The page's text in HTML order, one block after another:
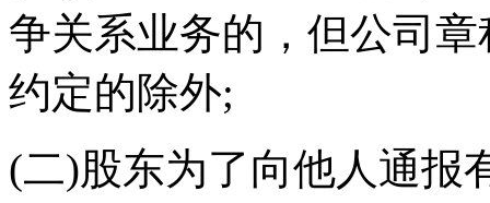
争关系业务的，但公司
约定的除外;
(二)股东为了向他人通报